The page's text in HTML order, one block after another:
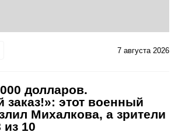
7 августа 2026
долларов.
этот военный
Михалкова, а зрители
из 10